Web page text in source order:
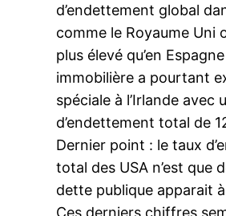
d’endettement global
comme le Royaume Uni
plus élevé qu’en
immobilière a pourtant
spéciale à l’Irlande avec
d’endettement total de
Dernier point : le taux
total des USA n’est que
dette publique apparait
Ces derniers chiffres